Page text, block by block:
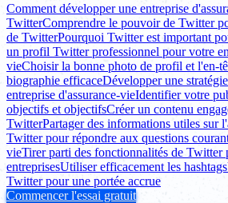
Comment développer une entreprise
TwitterComprendre le pouvoir de Twitter
de TwitterPourquoi Twitter est important
un profil Twitter professionnel pour votre
vieChoisir la bonne photo de profil et l'en-
biographie efficaceDévelopper une
entreprise d'assurance-vieIdentifier votre
objectifs et objectifsCréer un contenu
TwitterPartager des informations utiles sur
Twitter pour répondre aux questions
vieTirer parti des fonctionnalités de Twitter
entreprisesUtiliser efficacement les hashtags
Twitter pour une portée accrue
Commencer l'essai gratuit